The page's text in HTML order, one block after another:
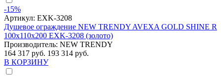
-15%
Артикул: EXK-3208
Душевое ограждение NEW TRENDY AVEXA GOLD SHINE R
100x110x200 EXK-3208 (золото)
Производитель: NEW TRENDY
164 317 руб. 193 314 руб.
В КОРЗИНУ